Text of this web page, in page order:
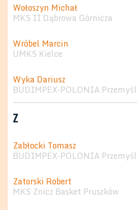
Wołoszyn Michał
MKS II Dąbrowa Górnicza
Wróbel Marcin
UMKS Kielce
Wyka Dariusz
BUDIMPEX-POLONIA Przemyśl
Z
Zabłocki Tomasz
BUDIMPEX-POLONIA Przemyśl
Zatorski Robert
MKS Znicz Basket Pruszków